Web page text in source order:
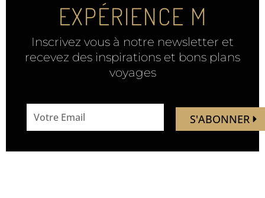
EXPÉRIENCE M
Inscrivez vous à notre newsletter et
recevez des inspirations et bons plans
voyages
address
S'ABONNER